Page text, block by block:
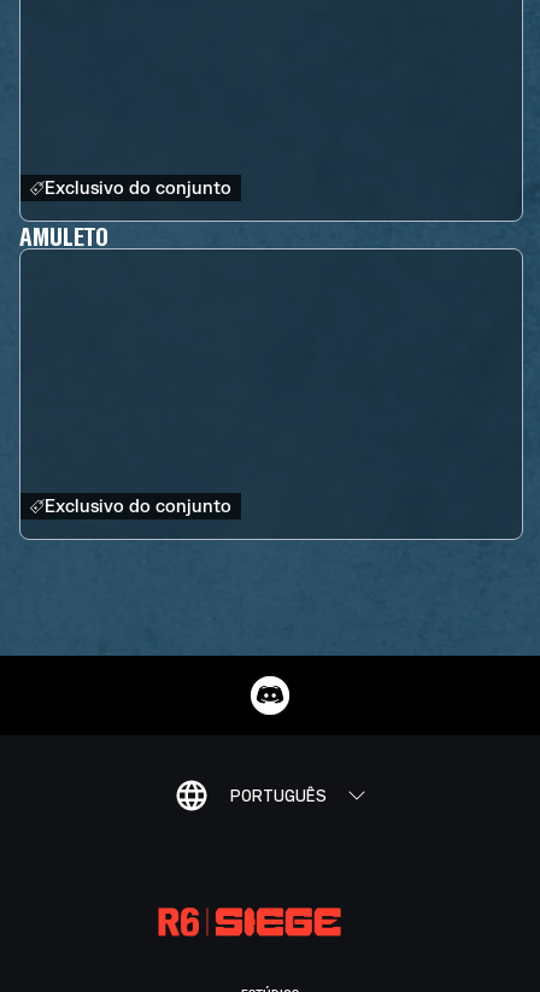
Exclusivo do conjunto
AMULETO
Exclusivo do conjunto
PORTUGUÊS